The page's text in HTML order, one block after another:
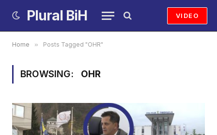
Plural BiH VIDEO
Home » Posts Tagged "OHR"
BROWSING: OHR